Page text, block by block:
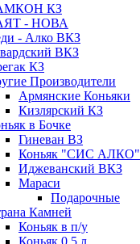
КЗ
- НОВА
- Алко ВКЗ
ВКЗ
КЗ
Производители
Армянские Коньяки
Кизлярский КЗ
в Бочке
Гиневан ВЗ
Коньяк "СИС АЛКО"
Иджеванский ВКЗ
Мараси
Подарочные
Камней
Коньяк в п/у
Коньяк 0,5 л.